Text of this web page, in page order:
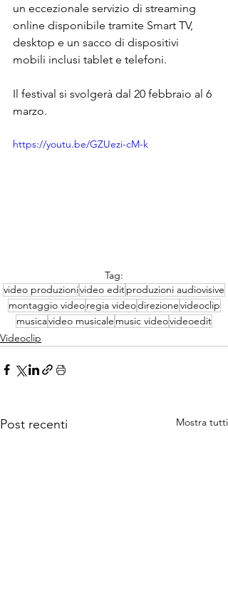
un eccezionale servizio di streaming
online disponibile tramite Smart TV,
desktop e un sacco di dispositivi
mobili inclusi tablet e telefoni.
Il festival si svolgerà dal 20 febbraio al 6
marzo.
https://youtu.be/GZUezi-cM-k
Tag:
video produzionivideo editproduzioni audiovisive
montaggio videoregia videodirezionevideoclip
musicavideo musicale music videovideoedit
Videoclip
Post recenti Mostra tutti